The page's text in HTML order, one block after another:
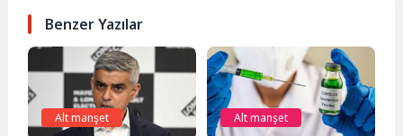
Benzer Yazılar
Alt manşet Alt manşet